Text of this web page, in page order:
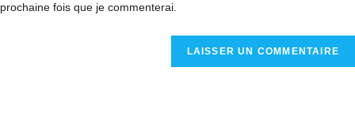
prochaine fois que je commenterai.